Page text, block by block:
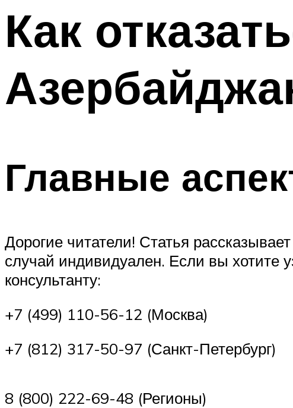
Меню
Как
Главные
Дорогие читатели! Статья
случай индивидуален. Если вы хотите
консультанту:
+7 (499) 110-56-12 (Москва)
+7 (812) 317-50-97 (Санкт-Петербург)
8 (800) 222-69-48 (Регионы)